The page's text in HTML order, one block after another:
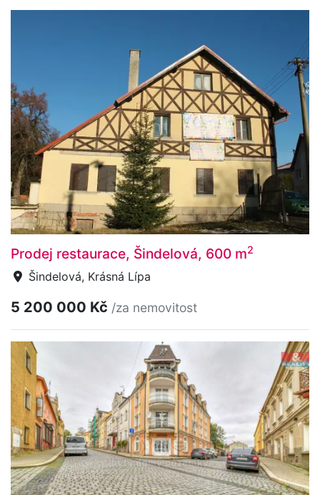
Prodej restaurace, Šindelová, 600 m2
Šindelová, Krásná Lípa
5 200 000 Kč /za nemovitost